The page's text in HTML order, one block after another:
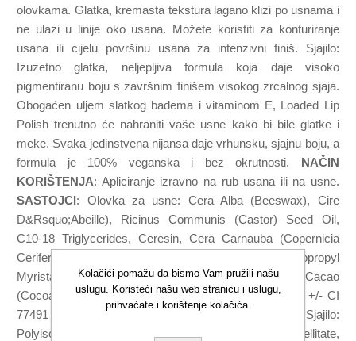
olovkama. Glatka, kremasta tekstura lagano klizi po usnama i
ne ulazi u linije oko usana. Možete koristiti za konturiranje
usana ili cijelu površinu usana za intenzivni finiš. Sjajilo:
Izuzetno glatka, neljepljiva formula koja daje visoko
pigmentiranu boju s završnim finišem visokog zrcalnog sjaja.
Obogaćen uljem slatkog badema i vitaminom E, Loaded Lip
Polish trenutno će nahraniti vaše usne kako bi bile glatke i
meke. Svaka jedinstvena nijansa daje vrhunsku, sjajnu boju, a
formula je 100% veganska i bez okrutnosti. NAČIN
KORIŠTENJA: Apliciranje izravno na rub usana ili na usne.
SASTOJCI: Olovka za usne: Cera Alba (Beeswax), Cire
D&Rsquo;Abeille), Ricinus Communis (Castor) Seed Oil,
C10-18 Triglycerides, Ceresin, Cera Carnauba (Copernicia
Cerifera (Carnauba) Wax, Cire De Carnauba, Isopropyl
Myristate, Diethylhexylcyclohexane, Theobroma Cacao
(Cocoa) Seed Butter, Butylparaben, Bht [may contain: +/- CI
77491 (Iron Oxides), CI 77499 (Iron Oxides), Sjajilo:
Polyisobutene, Ethylhexyl Palmitate, Triisodecyl Trimellitate,
Kolačići pomažu da bismo Vam pružili našu
uslugu. Koristeći našu web stranicu i uslugu,
prihvaćate i korištenje kolačića.